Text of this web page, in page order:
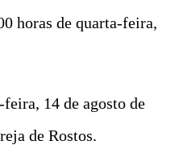
horas de quarta-feira,
14 de agosto de
de Rostos.